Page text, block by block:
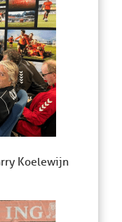
Koelewijn